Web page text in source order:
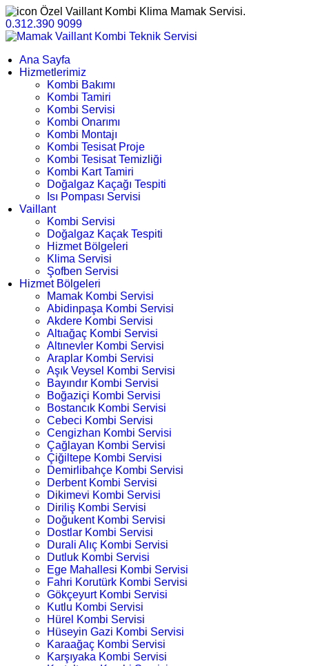
Özel Vaillant Kombi Klima Mamak Servisi.
0.312.390 9099
Ana Sayfa
Hizmetlerimiz
Kombi Bakımı
Kombi Tamiri
Kombi Servisi
Kombi Onarımı
Kombi Montajı
Kombi Tesisat Proje
Kombi Tesisat Temizliği
Kombi Kart Tamiri
Doğalgaz Kaçağı Tespiti
Isı Pompası Servisi
Vaillant
Kombi Servisi
Doğalgaz Kaçak Tespiti
Hizmet Bölgeleri
Klima Servisi
Şofben Servisi
Hizmet Bölgeleri
Mamak Kombi Servisi
Abidinpaşa Kombi Servisi
Akdere Kombi Servisi
Altıağaç Kombi Servisi
Altınevler Kombi Servisi
Araplar Kombi Servisi
Aşık Veysel Kombi Servisi
Bayındır Kombi Servisi
Boğaziçi Kombi Servisi
Bostancık Kombi Servisi
Cebeci Kombi Servisi
Cengizhan Kombi Servisi
Çağlayan Kombi Servisi
Çiğiltepe Kombi Servisi
Demirlibahçe Kombi Servisi
Derbent Kombi Servisi
Dikimevi Kombi Servisi
Diriliş Kombi Servisi
Doğukent Kombi Servisi
Dostlar Kombi Servisi
Durali Alıç Kombi Servisi
Dutluk Kombi Servisi
Ege Mahallesi Kombi Servisi
Fahri Korutürk Kombi Servisi
Gökçeyurt Kombi Servisi
Kutlu Kombi Servisi
Hürel Kombi Servisi
Hüseyin Gazi Kombi Servisi
Karaağaç Kombi Servisi
Karşıyaka Kombi Servisi